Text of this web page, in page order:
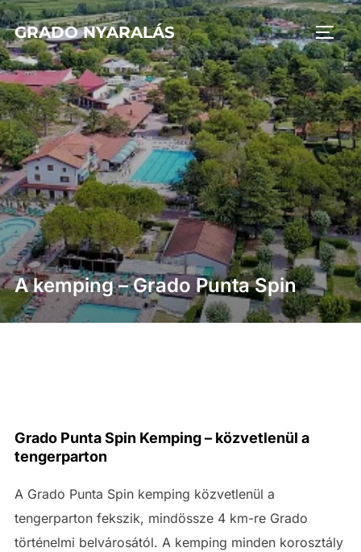
Skip
to
content
GRADO NYARALÁS
A kemping – Grado Punta Spin
Grado Punta Spin Kemping – közvetlenül a
tengerparton
A Grado Punta Spin kemping közvetlenül a
tengerparton fekszik, mindössze 4 km-re Grado
történelmi belvárosától. A kemping minden korosztály